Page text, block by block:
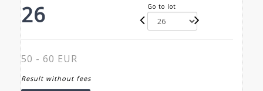
26 Go to lot
50 - 60 EUR
Result without fees